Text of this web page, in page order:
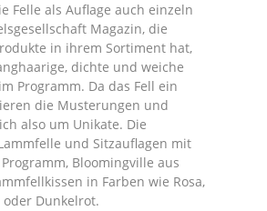
Felle als Auflage auch einzeln
Magazin, die
in ihrem Sortiment hat,
dichte und weiche
Programm. Da das Fell ein
die Musterungen und
also um Unikate. Die
und Sitzauflagen mit
Bloomingville aus
in Farben wie Rosa,
Dunkelrot.